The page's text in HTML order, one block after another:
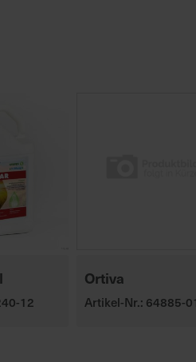
12
Ortiva
Artikel-Nr.: 64885-